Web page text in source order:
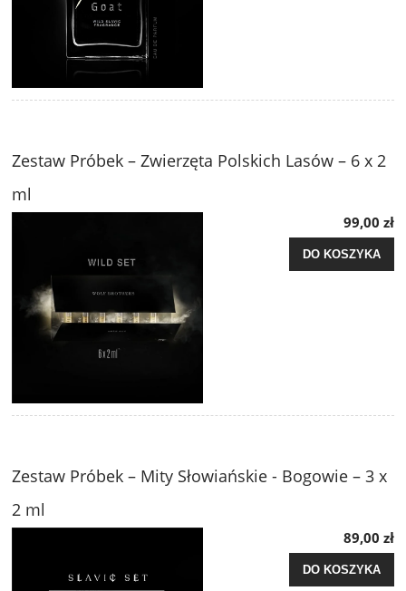
Zestaw Próbek – Zwierzęta Polskich Lasów – 6 x 2
ml
99,00 zł
DO KOSZYKA
Zestaw Próbek – Mity Słowiańskie - Bogowie – 3 x
2 ml
89,00 zł
DO KOSZYKA